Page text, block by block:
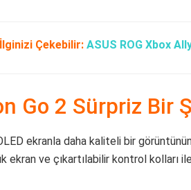
İlginizi Çekebilir: ASUS ROG Xbox Ally
Go 2 Sürpriz Bir
ekranla daha kaliteli bir
ekran ve çıkartılabilir kontrol kolları ile